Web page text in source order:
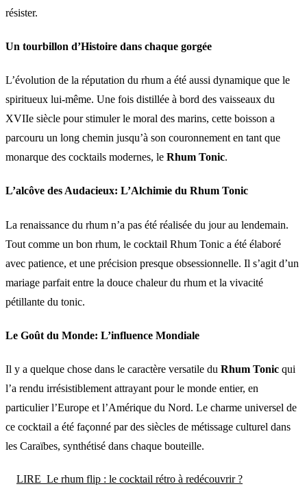
résister.
Un tourbillon d’Histoire dans chaque gorgée
L’évolution de la réputation du rhum a été aussi dynamique que le
spiritueux lui-même. Une fois distillée à bord des vaisseaux du
XVIIe siècle pour stimuler le moral des marins, cette boisson a
parcouru un long chemin jusqu’à son couronnement en tant que
monarque des cocktails modernes, le Rhum Tonic.
L’alcôve des Audacieux: L’Alchimie du Rhum Tonic
La renaissance du rhum n’a pas été réalisée du jour au lendemain.
Tout comme un bon rhum, le cocktail Rhum Tonic a été élaboré
avec patience, et une précision presque obsessionnelle. Il s’agit d’un
mariage parfait entre la douce chaleur du rhum et la vivacité
pétillante du tonic.
Le Goût du Monde: L’influence Mondiale
Il y a quelque chose dans le caractère versatile du Rhum Tonic qui
l’a rendu irrésistiblement attrayant pour le monde entier, en
particulier l’Europe et l’Amérique du Nord. Le charme universel de
ce cocktail a été façonné par des siècles de métissage culturel dans
les Caraïbes, synthétisé dans chaque bouteille.
LIRE Le rhum flip : le cocktail rétro à redécouvrir ?